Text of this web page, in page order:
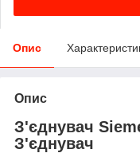
Опис
Опис
З'єднувач
З'єднувач